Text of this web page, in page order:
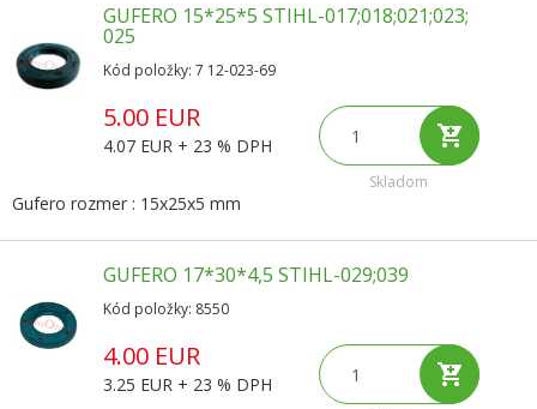
GUFERO 15*25*5 STIHL-017;018;021;023;
025
Kód položky: 7 12-023-69
5.00 EUR
4.07 EUR + 23 % DPH
Skladom
Gufero rozmer : 15x25x5 mm
GUFERO 17*30*4,5 STIHL-029;039
Kód položky: 8550
4.00 EUR
3.25 EUR + 23 % DPH